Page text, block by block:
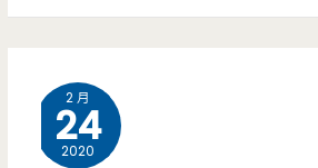
餐
館，
美
食-
2 月
24
2020